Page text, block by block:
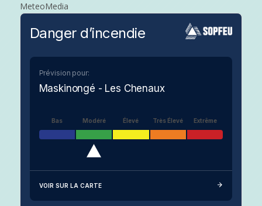
MeteoMedia
Danger d’incendie
Prévision pour:
Maskinongé - Les Chenaux
Bas Modéré Élevé Très Élevé Extrême
VOIR SUR LA CARTE